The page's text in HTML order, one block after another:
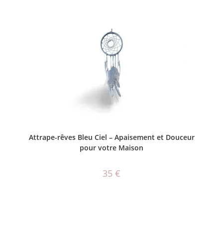
Attrape-rêves Bleu Ciel – Apaisement et Douceur
pour votre Maison
35 €